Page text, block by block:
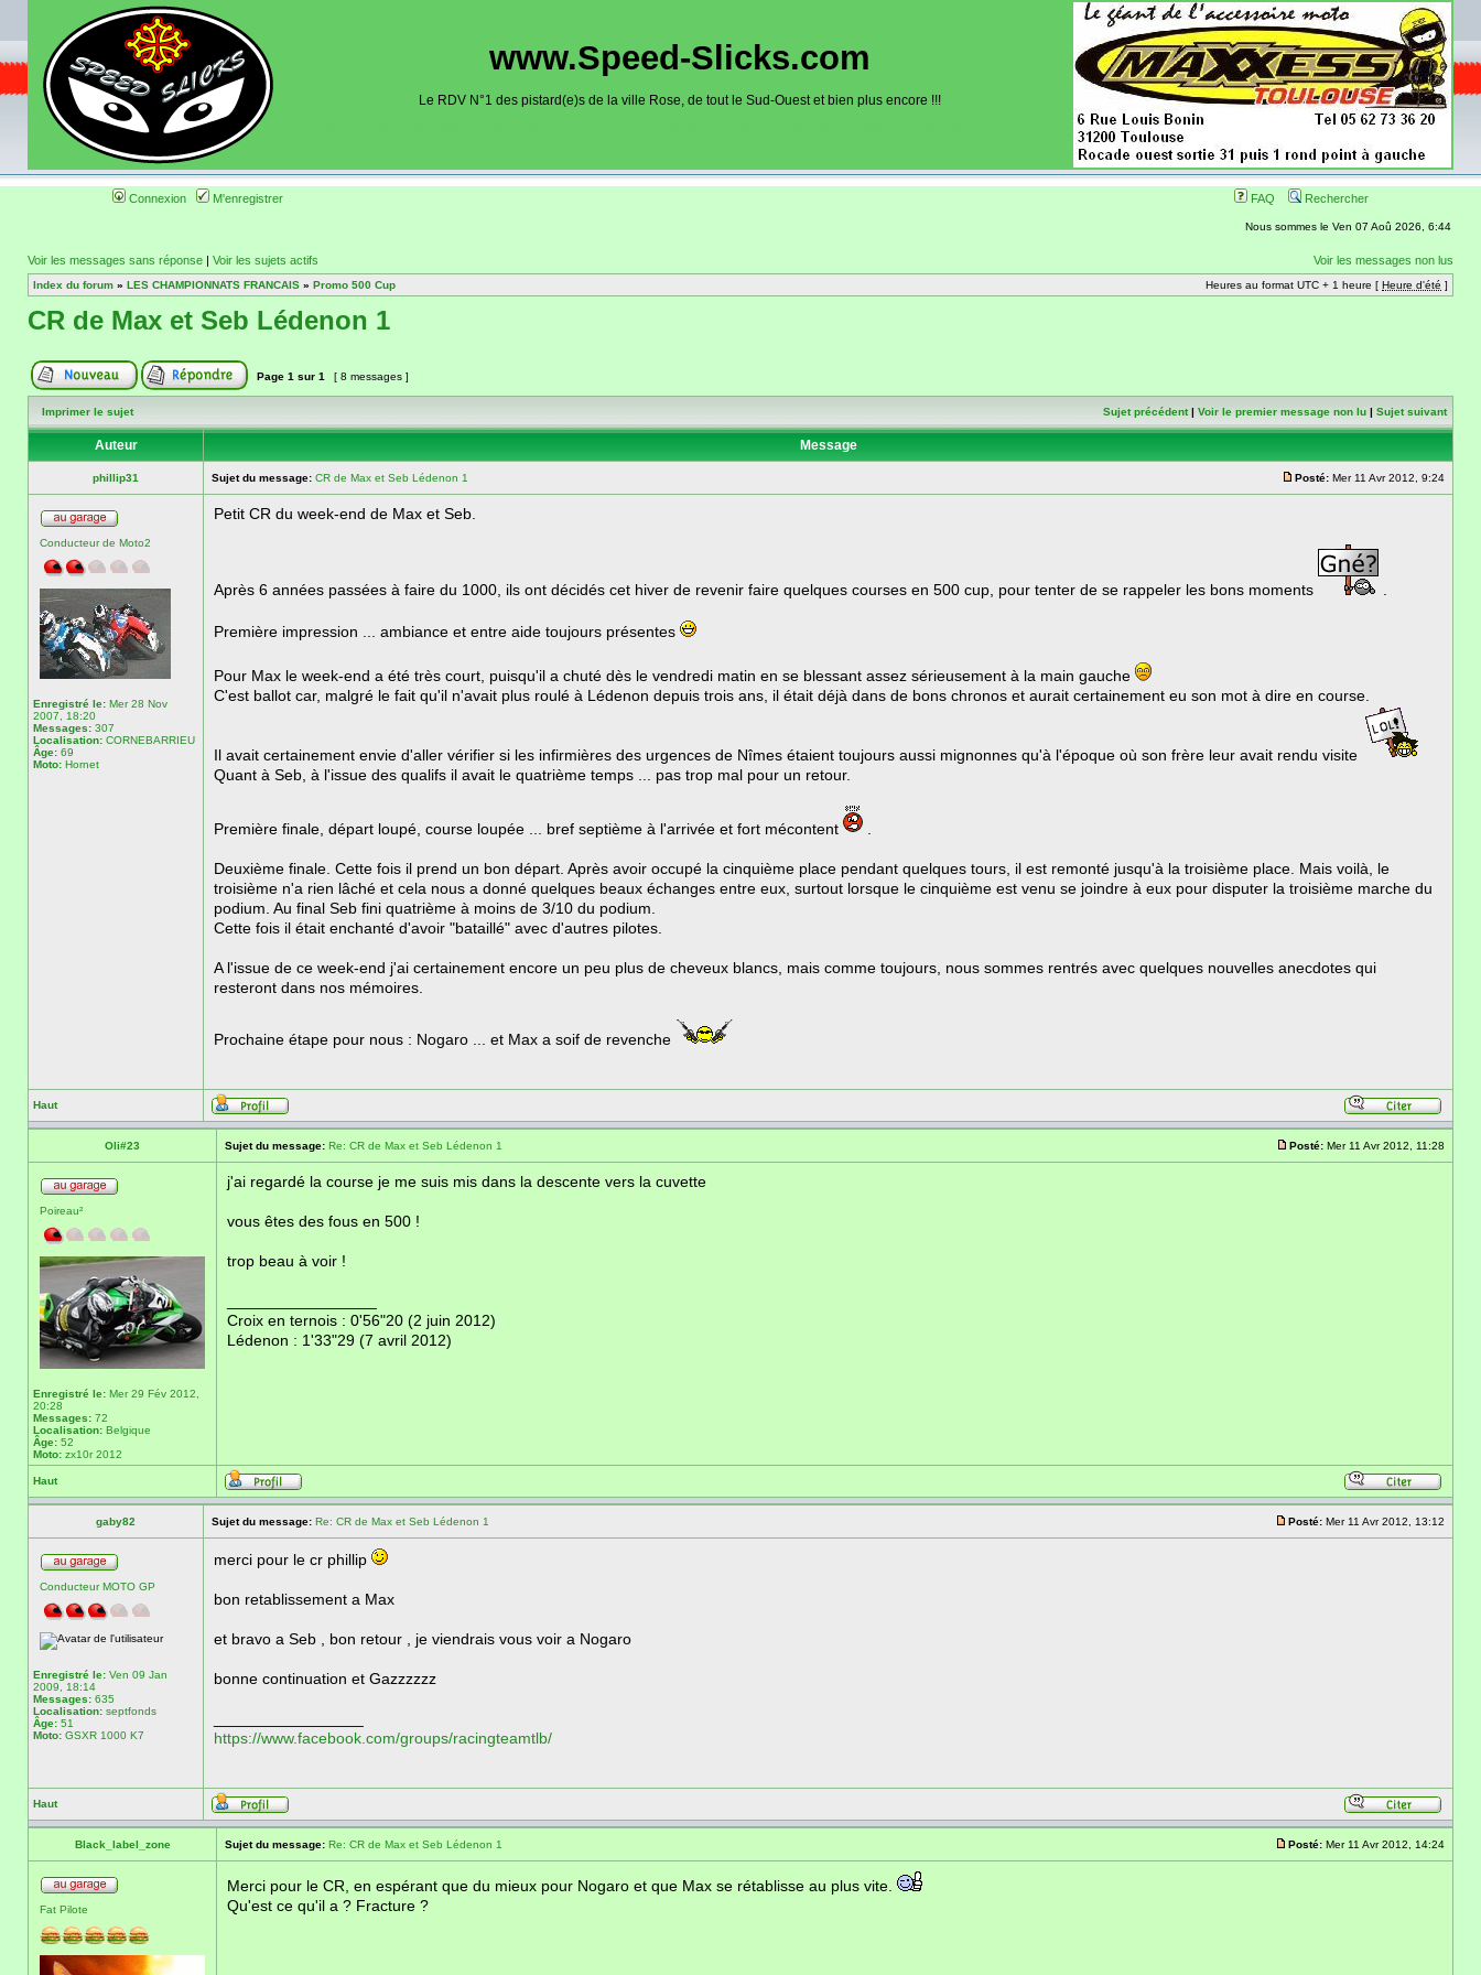
www.Speed-Slicks.com
Le RDV N°1 des pistard(e)s de la ville Rose, de tout le Sud-Ouest et bien plus encore !!!
Connexion M'enregistrer FAQ Rechercher
Nous sommes le Ven 07 Aoû 2026, 6:44
Voir les messages sans réponse | Voir les sujets actifs Voir les messages non lus
Index du forum » LES CHAMPIONNATS FRANCAIS » Promo 500 Cup Heures au format UTC + 1 heure [ Heure d'été ]
CR de Max et Seb Lédenon 1
Page 1 sur 1 [ 8 messages ]
Imprimer le sujet Sujet précédent| Voir le premier message non lu | Sujet suivant
Auteur Message
phillip31 Sujet du message: CR de Max et Seb Lédenon 1 Posté: Mer 11 Avr 2012, 9:24
Conducteur de Moto2
Enregistré le: Mer 28 Nov
2007, 18:20
Messages: 307
Localisation: CORNEBARRIEU
Âge: 69
Moto: Hornet
Petit CR du week-end de Max et Seb.
Après 6 années passées à faire du 1000, ils ont décidés cet hiver de revenir faire quelques courses en 500 cup, pour tenter de se rappeler les bons moments .
Première impression ... ambiance et entre aide toujours présentes
Pour Max le week-end a été très court, puisqu'il a chuté dès le vendredi matin en se blessant assez sérieusement à la main gauche
C'est ballot car, malgré le fait qu'il n'avait plus roulé à Lédenon depuis trois ans, il était déjà dans de bons chronos et aurait certainement eu son mot à dire en course.
Il avait certainement envie d'aller vérifier si les infirmières des urgences de Nîmes étaient toujours aussi mignonnes qu'à l'époque où son frère leur avait rendu visite
Quant à Seb, à l'issue des qualifs il avait le quatrième temps ... pas trop mal pour un retour.
Première finale, départ loupé, course loupée ... bref septième à l'arrivée et fort mécontent .
Deuxième finale. Cette fois il prend un bon départ. Après avoir occupé la cinquième place pendant quelques tours, il est remonté jusqu'à la troisième place. Mais voilà, le
troisième n'a rien lâché et cela nous a donné quelques beaux échanges entre eux, surtout lorsque le cinquième est venu se joindre à eux pour disputer la troisième marche du
podium. Au final Seb fini quatrième à moins de 3/10 du podium.
Cette fois il était enchanté d'avoir "bataillé" avec d'autres pilotes.
A l'issue de ce week-end j'ai certainement encore un peu plus de cheveux blancs, mais comme toujours, nous sommes rentrés avec quelques nouvelles anecdotes qui
resteront dans nos mémoires.
Prochaine étape pour nous : Nogaro ... et Max a soif de revenche
Haut
Oli#23 Sujet du message: Re: CR de Max et Seb Lédenon 1 Posté: Mer 11 Avr 2012, 11:28
Poireau²
Enregistré le: Mer 29 Fév 2012,
20:28
Messages: 72
Localisation: Belgique
Âge: 52
Moto: zx10r 2012
j'ai regardé la course je me suis mis dans la descente vers la cuvette
vous êtes des fous en 500 !
trop beau à voir !
Croix en ternois : 0'56"20 (2 juin 2012)
Lédenon : 1'33"29 (7 avril 2012)
Haut
gaby82 Sujet du message: Re: CR de Max et Seb Lédenon 1 Posté: Mer 11 Avr 2012, 13:12
Conducteur MOTO GP
Enregistré le: Ven 09 Jan
2009, 18:14
Messages: 635
Localisation: septfonds
Âge: 51
Moto: GSXR 1000 K7
merci pour le cr phillip
bon retablissement a Max
et bravo a Seb , bon retour , je viendrais vous voir a Nogaro
bonne continuation et Gazzzzzz
https://www.facebook.com/groups/racingteamtlb/
Haut
Black_label_zone Sujet du message: Re: CR de Max et Seb Lédenon 1 Posté: Mer 11 Avr 2012, 14:24
Fat Pilote
Merci pour le CR, en espérant que du mieux pour Nogaro et que Max se rétablisse au plus vite.
Qu'est ce qu'il a ? Fracture ?